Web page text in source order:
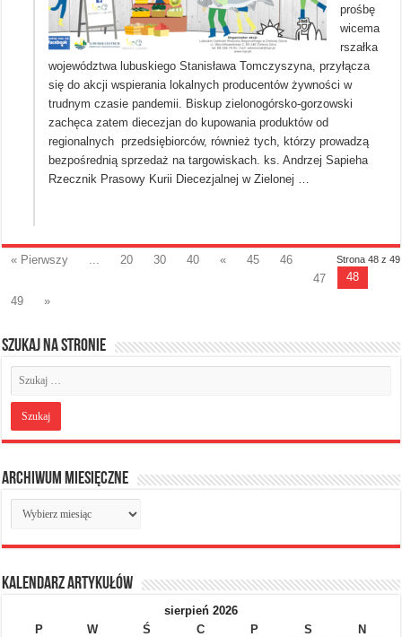
prośbę
wicema
rszałka
województwa lubuskiego Stanisława Tomczyszyna, przyłącza
się do akcji wspierania lokalnych producentów żywności w
trudnym czasie pandemii. Biskup zielonogórsko-gorzowski
zachęca zatem diecezjan do kupowania produktów od
regionalnych przedsiębiorców, również tych, którzy prowadzą
bezpośrednią sprzedaż na targowiskach. ks. Andrzej Sapieha
Rzecznik Prasowy Kurii Diecezjalnej w Zielonej …
Strona 48 z 49
« Pierwszy 20 30 40 « 45
46
47
48
49
»
Szukaj na stronie
Archiwum miesięczne
Archiwum
miesięczne
Kalendarz artykułów
sierpień 2026
P
W Ś C P S
N